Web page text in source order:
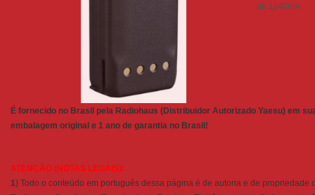
de 1140mA.
É fornecido no Brasil pela Radiohaus (Distribuidor Autorizado Yaesu) em
embalagem original e 1 ano de garantia no Brasil!
ATENÇÃO (NOTAS LEGAIS):
1) Todo o conteúdo em português dessa página é de autoria e de propriedade